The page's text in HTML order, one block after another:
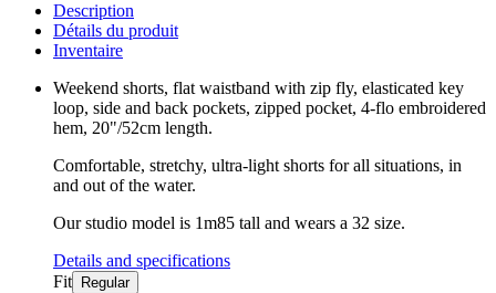
Description
Détails du produit
Inventaire
Weekend shorts, flat waistband with zip fly, elasticated key
loop, side and back pockets, zipped pocket, 4-flo embroidered
hem, 20"/52cm length.
Comfortable, stretchy, ultra-light shorts for all situations, in
and out of the water.
Our studio model is 1m85 tall and wears a 32 size.
Details and specifications
Fit
Regular